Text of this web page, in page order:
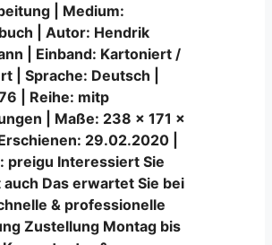
| Medium:
| Autor: Hendrik
| Einband: Kartoniert /
| Sprache: Deutsch |
| Reihe: mitp
| Maße: 238 x 171 x
29.02.2020 |
preigu Interessiert Sie
Das erwartet Sie bei
& professionelle
Zustellung Montag bis